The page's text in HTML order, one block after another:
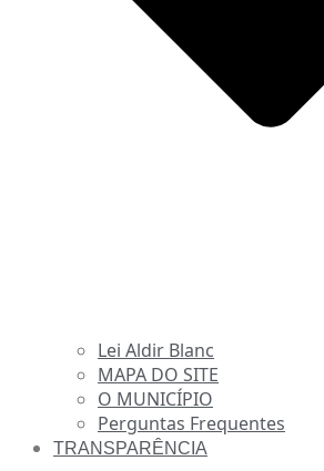
Lei Aldir Blanc
MAPA DO SITE
O MUNICÍPIO
Perguntas Frequentes
TRANSPARÊNCIA